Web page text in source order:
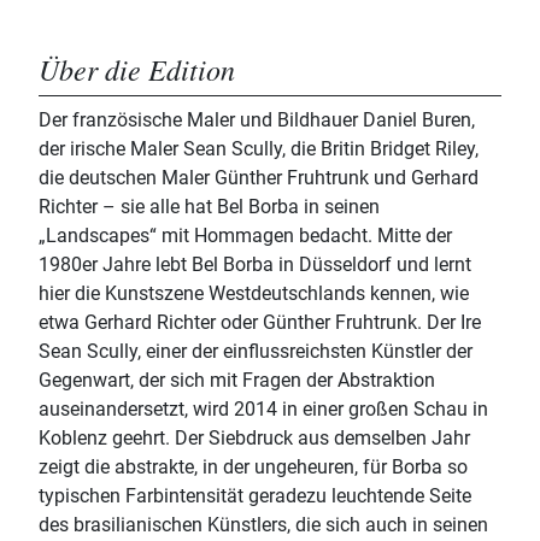
Über die Edition
Der französische Maler und Bildhauer Daniel Buren,
der irische Maler Sean Scully, die Britin Bridget Riley,
die deutschen Maler Günther Fruhtrunk und Gerhard
Richter – sie alle hat Bel Borba in seinen
„Landscapes“ mit Hommagen bedacht. Mitte der
1980er Jahre lebt Bel Borba in Düsseldorf und lernt
hier die Kunstszene Westdeutschlands kennen, wie
etwa Gerhard Richter oder Günther Fruhtrunk. Der Ire
Sean Scully, einer der einflussreichsten Künstler der
Gegenwart, der sich mit Fragen der Abstraktion
auseinandersetzt, wird 2014 in einer großen Schau in
Koblenz geehrt. Der Siebdruck aus demselben Jahr
zeigt die abstrakte, in der ungeheuren, für Borba so
typischen Farbintensität geradezu leuchtende Seite
des brasilianischen Künstlers, die sich auch in seinen